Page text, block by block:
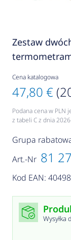
Zestaw
Cena katalogowa
47,80 €
Podana cena w
z tabeli C z dnia
Art.-Nr 81
Kod EAN:
Grupa
Wysyłka